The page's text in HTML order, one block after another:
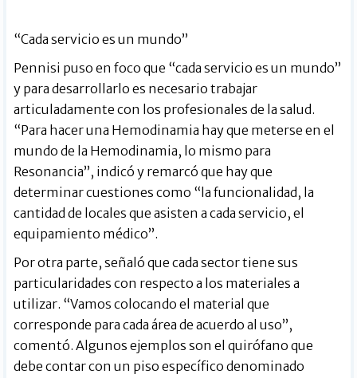
“Cada servicio es un mundo”
Pennisi puso en foco que “cada servicio es un mundo”
y para desarrollarlo es necesario trabajar
articuladamente con los profesionales de la salud.
“Para hacer una Hemodinamia hay que meterse en el
mundo de la Hemodinamia, lo mismo para
Resonancia”, indicó y remarcó que hay que
determinar cuestiones como “la funcionalidad, la
cantidad de locales que asisten a cada servicio, el
equipamiento médico”.
Por otra parte, señaló que cada sector tiene sus
particularidades con respecto a los materiales a
utilizar. “Vamos colocando el material que
corresponde para cada área de acuerdo al uso”,
comentó. Algunos ejemplos son el quirófano que
debe contar con un piso específico denominado